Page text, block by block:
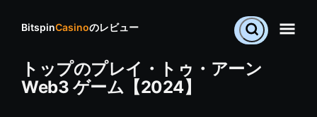
BitspinCasinoのレビュー
トップのプレイ・トゥ・アーン
Web3 ゲーム【2024】